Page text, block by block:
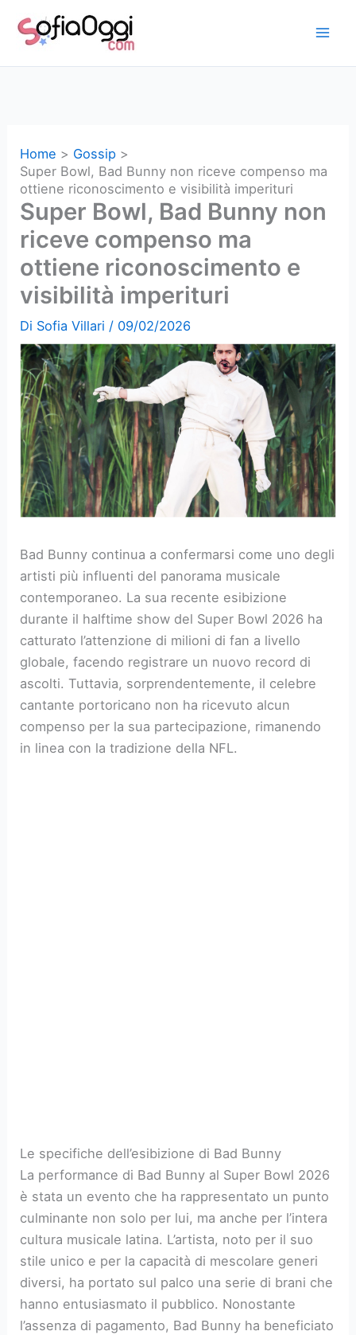
Home
Gossip
Super Bowl, Bad Bunny non riceve compenso ma
ottiene riconoscimento e visibilità imperituri
Super Bowl, Bad Bunny non
riceve compenso ma
ottiene riconoscimento e
visibilità imperituri
Di Sofia Villari / 09/02/2026
Bad Bunny continua a confermarsi come uno degli
artisti più influenti del panorama musicale
contemporaneo. La sua recente esibizione
durante il halftime show del Super Bowl 2026 ha
catturato l’attenzione di milioni di fan a livello
globale, facendo registrare un nuovo record di
ascolti. Tuttavia, sorprendentemente, il celebre
cantante portoricano non ha ricevuto alcun
compenso per la sua partecipazione, rimanendo
in linea con la tradizione della NFL.
Le specifiche dell’esibizione di Bad Bunny
La performance di Bad Bunny al Super Bowl 2026
è stata un evento che ha rappresentato un punto
culminante non solo per lui, ma anche per l’intera
cultura musicale latina. L’artista, noto per il suo
stile unico e per la capacità di mescolare generi
diversi, ha portato sul palco una serie di brani che
hanno entusiasmato il pubblico. Nonostante
l’assenza di pagamento, Bad Bunny ha beneficiato